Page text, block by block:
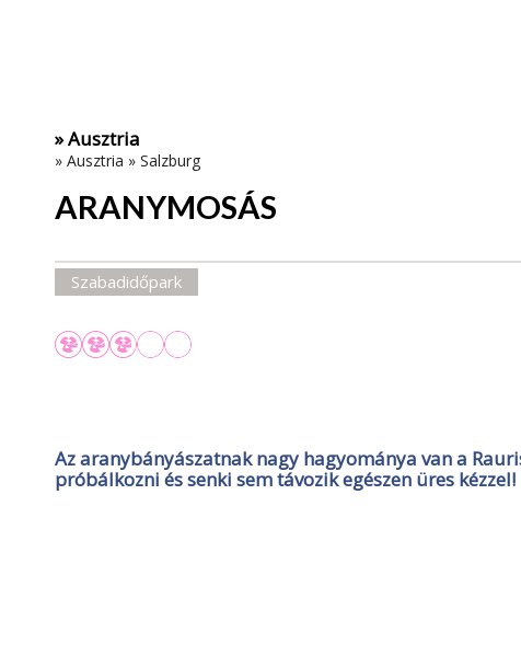
» Ausztria
» Ausztria » Salzburg
ARANYMOSÁS
Szabadidőpark
Az aranybányászatnak nagy hagyománya van a
próbálkozni és senki sem távozik egészen üres kézzel!